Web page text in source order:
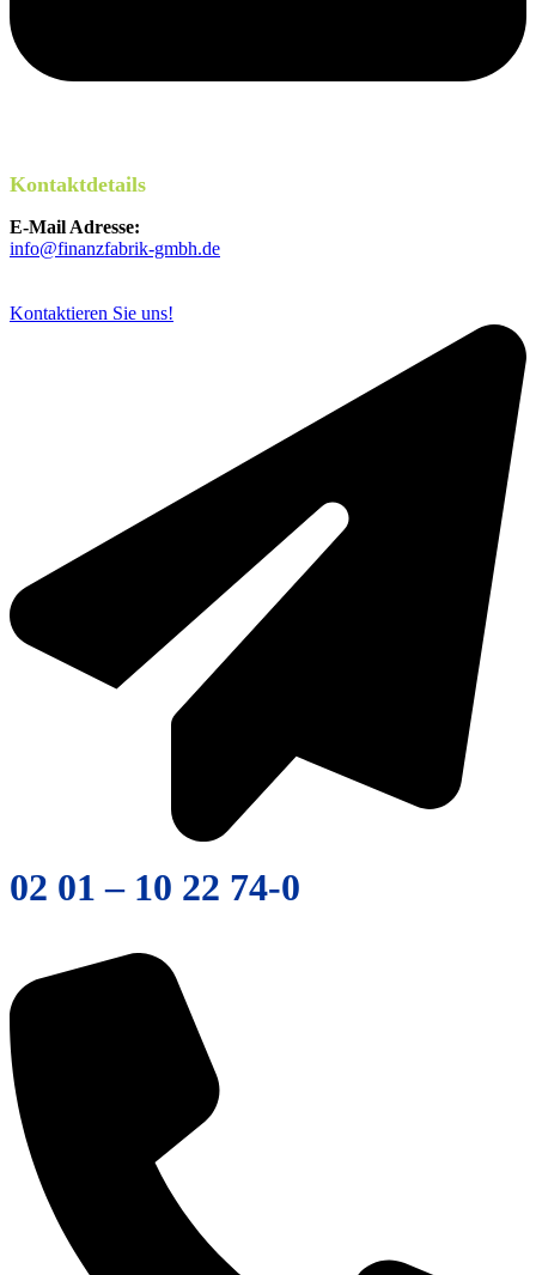
Kontaktdetails
E-Mail Adresse:
info@finanzfabrik-gmbh.de
Kontaktieren Sie uns!
02 01 – 10 22 74-0